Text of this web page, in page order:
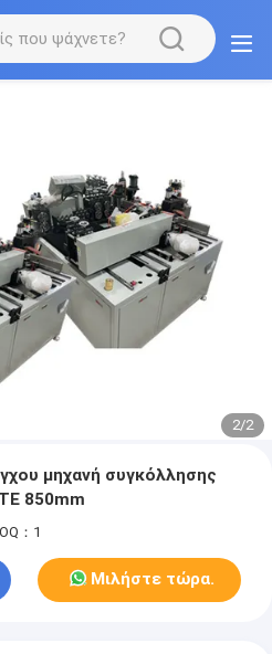
2/2
μηχανή συγκόλλησης
850mm
：1
Μιλήστε τώρα.